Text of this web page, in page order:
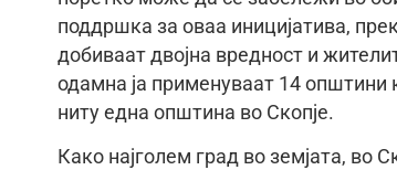
поддршка за оваа иницијатива,
добиваат двојна вредност и
одамна ја применуваат 14 општини
ниту една општина во Скопје.
Како најголем град во земјата, во